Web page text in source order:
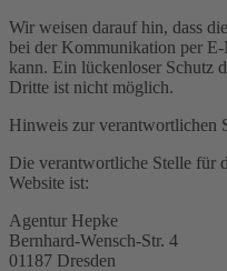
Wir weisen darauf hin, dass
bei der Kommunikation per
kann. Ein lückenloser Schutz
Dritte ist nicht möglich.
Hinweis zur verantwortlichen
Die verantwortliche Stelle für
Website ist:
Agentur Hepke
Bernhard-Wensch-Str. 4
01187 Dresden